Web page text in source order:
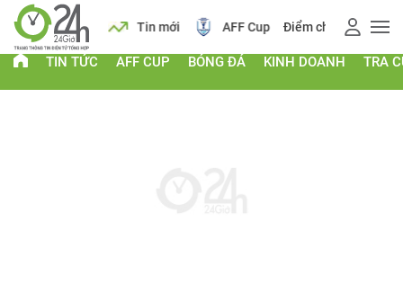
Lịch Tin mới AFF Cup Điểm chuẩn 2026
TIN TỨC AFF CUP BÓNG ĐÁ KINH DOANH TRA